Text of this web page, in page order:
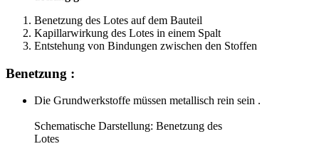
Benetzung des Lotes auf dem Bauteil
Kapillarwirkung des Lotes in einem Spalt
Entstehung von Bindungen zwischen den Stoffen
Benetzung :
Die Grundwerkstoffe müssen metallisch rein sein .
Schematische Darstellung: Benetzung des
Lotes